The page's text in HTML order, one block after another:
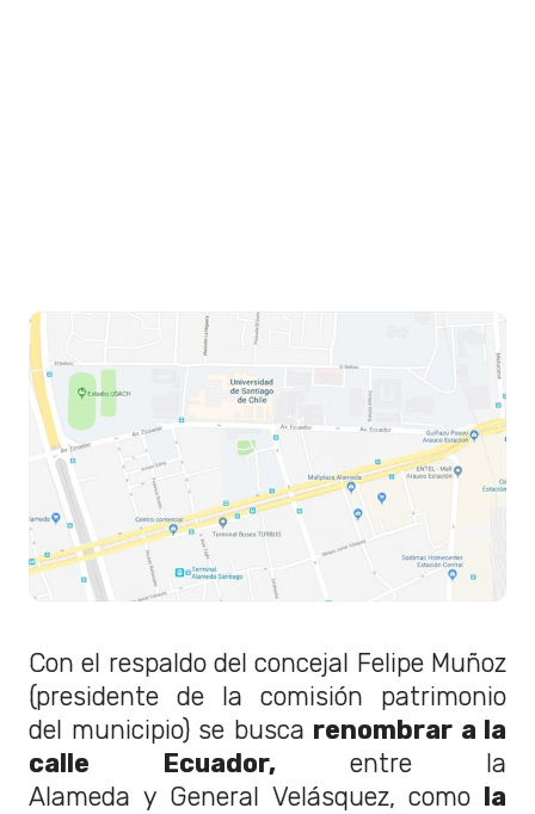
Con el respaldo del concejal Felipe Muñoz
(presidente de la comisión patrimonio
del municipio) se busca renombrar a la
calle Ecuador, entre la
Alameda y General Velásquez, como la